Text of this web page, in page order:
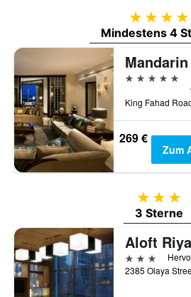
4
Mindestens 4
5 Sterne
269 €
Zum
3
3 Sterne
Aloft
3 Sterne